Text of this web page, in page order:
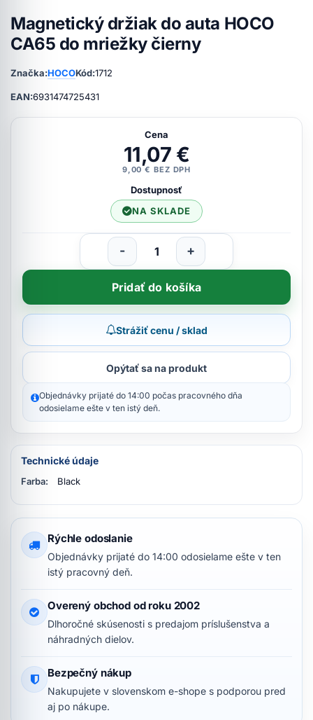
Magnetický držiak do auta HOCO
CA65 do mriežky čierny
Značka:HOCOKód:1712
EAN:6931474725431
Cena
11,07 €
9,00 € BEZ DPH
Dostupnosť
NA SKLADE
- +
Pridať do košíka
Strážiť cenu / sklad
Opýtať sa na produkt
Objednávky prijaté do 14:00 počas pracovného dňa
odosielame ešte v ten istý deň.
Technické údaje
Farba: Black
Rýchle odoslanie
Objednávky prijaté do 14:00 odosielame ešte v ten
istý pracovný deň.
Overený obchod od roku 2002
Dlhoročné skúsenosti s predajom príslušenstva a
náhradných dielov.
Bezpečný nákup
Nakupujete v slovenskom e-shope s podporou pred
aj po nákupe.